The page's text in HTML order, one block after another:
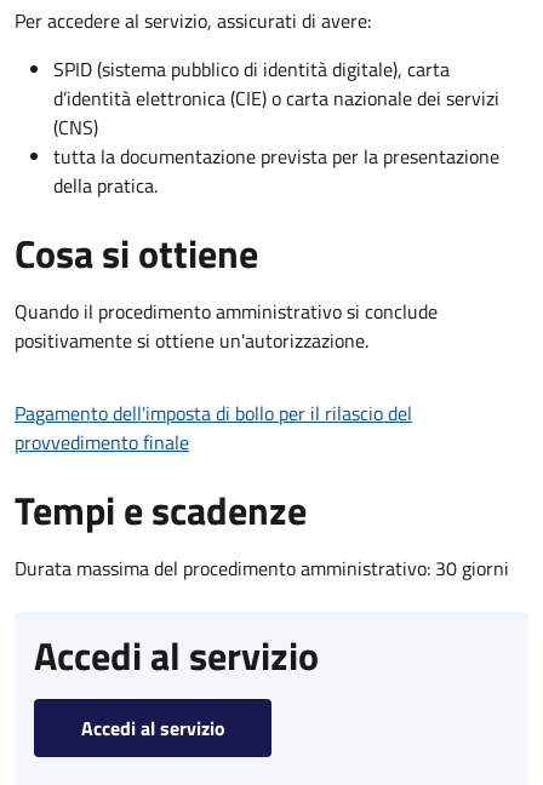
Per accedere al servizio, assicurati di avere:
SPID (sistema pubblico di identità digitale), carta
d’identità elettronica (CIE) o carta nazionale dei servizi
(CNS)
tutta la documentazione prevista per la presentazione
della pratica.
Cosa si ottiene
Quando il procedimento amministrativo si conclude
positivamente si ottiene un'autorizzazione.
Pagamento dell'imposta di bollo per il rilascio del
provvedimento finale
Tempi e scadenze
Durata massima del procedimento amministrativo: 30 giorni
Accedi al servizio
Accedi al servizio